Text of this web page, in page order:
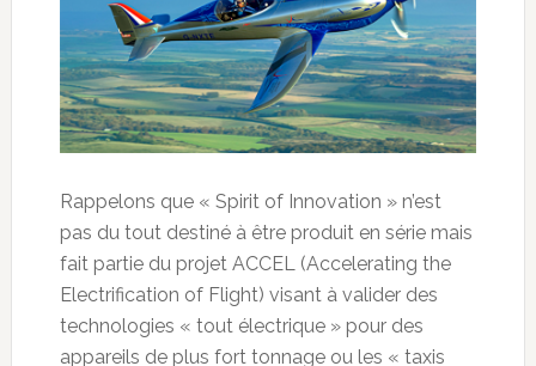
Rappelons que « Spirit of Innovation » n’est
pas du tout destiné à être produit en série mais
fait partie du projet ACCEL (Accelerating the
Electrification of Flight) visant à valider des
technologies « tout électrique » pour des
appareils de plus fort tonnage ou les « taxis